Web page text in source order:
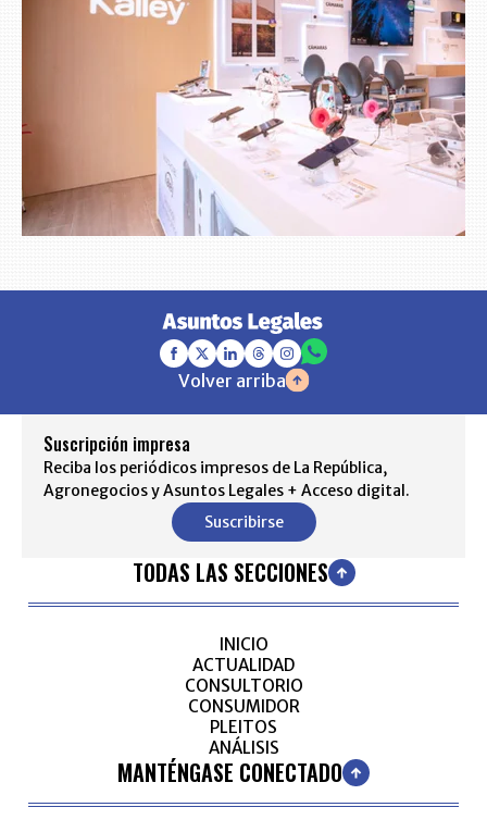
Volver arriba
Suscripción impresa
Reciba los periódicos impresos de La República,
Agronegocios y Asuntos Legales + Acceso digital.
Suscribirse
TODAS LAS SECCIONES
INICIO
ACTUALIDAD
CONSULTORIO
CONSUMIDOR
PLEITOS
ANÁLISIS
MANTÉNGASE CONECTADO